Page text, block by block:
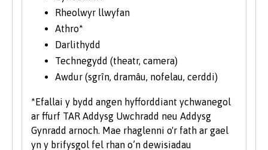
Rheolwyr llwyfan
Athro*
Darlithydd
Technegydd (theatr, camera)
Awdur (sgrîn, dramâu, nofelau, cerddi)
*Efallai y bydd angen hyfforddiant ychwanegol
ar ffurf TAR Addysg Uwchradd neu Addysg
Gynradd arnoch. Mae rhaglenni o'r fath ar gael
yn y brifysgol fel rhan o’n dewisiadau